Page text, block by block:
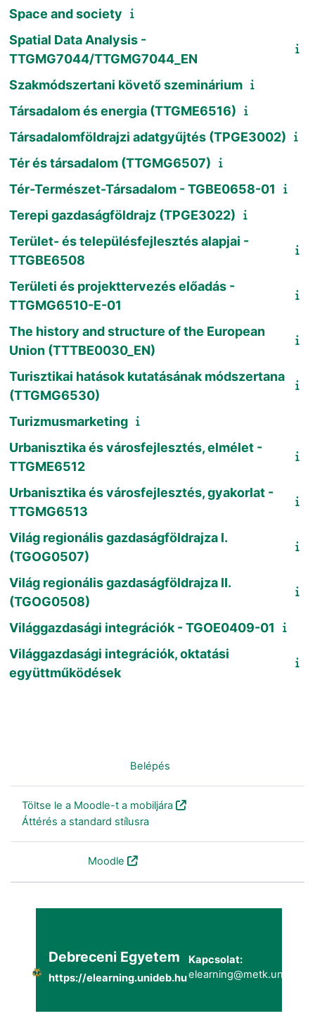
Space and society
Spatial Data Analysis -
TTGMG7044/TTGMG7044_EN
Szakmódszertani követő szeminárium
Társadalom és energia (TTGME6516)
Társadalomföldrajzi adatgyűjtés (TPGE3002)
Tér és társadalom (TTGMG6507)
Tér-Természet-Társadalom - TGBE0658-01
Terepi gazdaságföldrajz (TPGE3022)
Terület- és településfejlesztés alapjai -
TTGBE6508
Területi és projekttervezés előadás -
TTGMG6510-E-01
The history and structure of the European
Union (TTTBE0030_EN)
Turisztikai hatások kutatásának módszertana
(TTGMG6530)
Turizmusmarketing
Urbanisztika és városfejlesztés, elmélet -
TTGME6512
Urbanisztika és városfejlesztés, gyakorlat -
TTGMG6513
Világ regionális gazdaságföldrajza I.
(TGOG0507)
Világ regionális gazdaságföldrajza II.
(TGOG0508)
Világgazdasági integrációk - TGOE0409-01
Világgazdasági integrációk, oktatási
együttműködések
Belépés
Töltse le a Moodle-t a mobiljára
Áttérés a standard stílusra
Moodle
Debreceni Egyetem
https://elearning.unideb.hu
Kapcsolat: